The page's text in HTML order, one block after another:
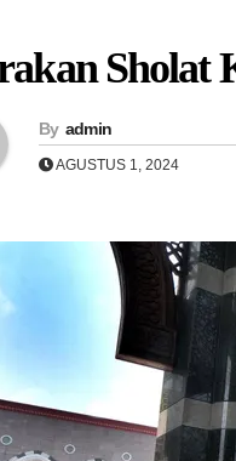
Sholat
By admin
AGUSTUS 1, 2024